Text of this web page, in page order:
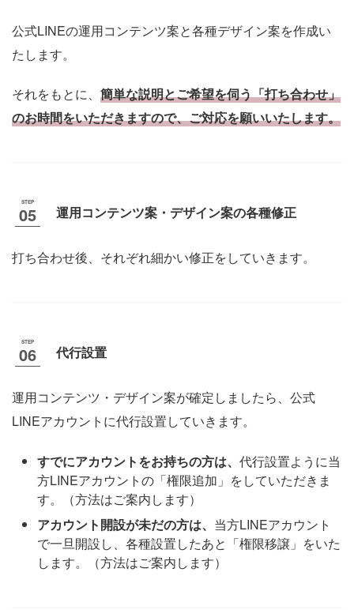
公式LINEの運用コンテンツ案と各種デザイン案を作成い
たします。
それをもとに、 簡単な説明とご希望を伺う「打ち合わせ」
のお時間をいただきますので、ご対応を願いいたします。
運用コンテンツ案・デザイン案の各種修正
打ち合わせ後、それぞれ細かい修正をしていきます。
代行設置
運用コンテンツ・デザイン案が確定しましたら、公式
LINEアカウントに代行設置していきます。
すでにアカウントをお持ちの方は、 代行設置ように当
方LINEアカウントの「権限追加」をしていただきま
す。（方法はご案内します）
アカウント開設が未だの方は、 当方LINEアカウント
で一旦開設し、各種設置したあと「権限移譲」をいた
します。（方法はご案内します）